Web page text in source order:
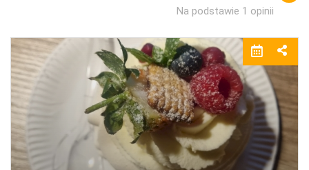
Na podstawie 1 opinii